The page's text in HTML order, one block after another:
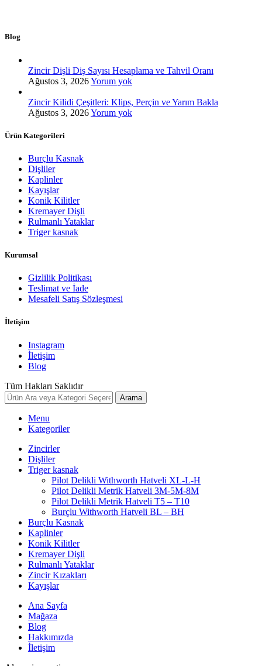
Blog
Zincir Dişli Diş Sayısı Hesaplama ve Tahvil Oranı
Ağustos 3, 2026Yorum yok
Zincir Kilidi Çeşitleri: Klips, Perçin ve Yarım Bakla
Ağustos 3, 2026Yorum yok
Ürün Kategorileri
Burçlu Kasnak
Dişliler
Kaplinler
Kayışlar
Konik Kilitler
Kremayer Dişli
Rulmanlı Yataklar
Triger kasnak
Kurumsal
Gizlilik Politikası
Teslimat ve İade
Mesafeli Satış Sözleşmesi
İletişim
Instagram
İletişim
Blog
Tüm Hakları Saklıdır
Arama
Menu
Kategoriler
Zincirler
Dişliler
Triger kasnak
Pilot Delikli Withworth Hatveli XL-L-H
Pilot Delikli Metrik Hatveli 3M-5M-8M
Pilot Delikli Metrik Hatveli T5 – T10
Burçlu Withworth Hatveli BL – BH
Burçlu Kasnak
Kaplinler
Konik Kilitler
Kremayer Dişli
Rulmanlı Yataklar
Zincir Kızakları
Kayışlar
Ana Sayfa
Mağaza
Blog
Hakkımızda
İletişim